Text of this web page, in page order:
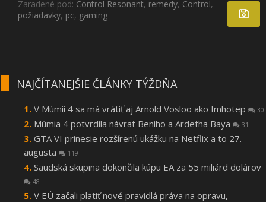
Zaradené pod: Control Resonant, remedy, Control,
požiadavky, pc, gaming
NAJČÍTANEJŠIE ČLÁNKY TÝŽDŇA
V Múmii 4 sa má vrátiť aj Arnold Vosloo ako Imhotep 30
Múmia 4 potvrdila návrat Beniho a Ardetha Baya 31
GTA VI prinesie rozšírenú ukážku na Netflix a to 27.
augusta
119
Saudská skupina dokončila kúpu EA za 55 miliárd dolárov
48
V EÚ začali platiť nové pravidlá práva na opravu,